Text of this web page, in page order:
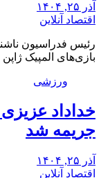
آذر ۲۵, ۱۴۰۴
اقتصاد آنلاین
بازی‌های المپیک ژاپن بالغ بر ۱۲۵
ورزشی
خداداد
جریمه شد
آذر ۲۵, ۱۴۰۴
اقتصاد آنلاین